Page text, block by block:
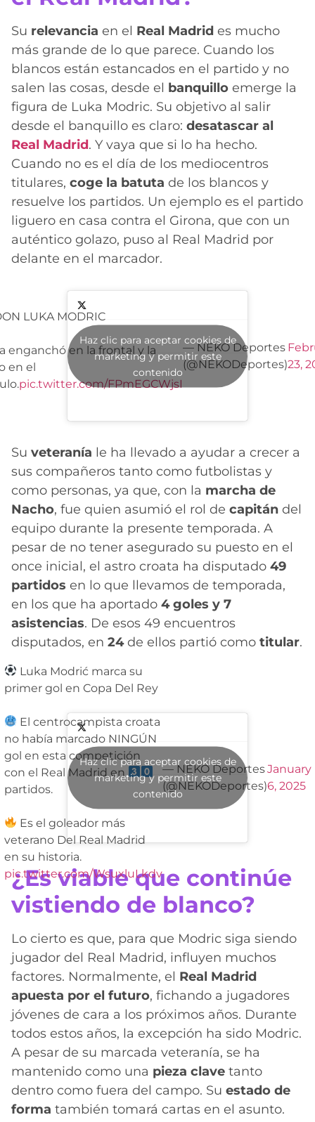
Su relevancia en el Real Madrid es mucho
más grande de lo que parece. Cuando los
blancos están estancados en el partido y no
salen las cosas, desde el banquillo emerge la
figura de Luka Modric. Su objetivo al salir
desde el banquillo es claro: desatascar al
Real Madrid. Y vaya que si lo ha hecho.
Cuando no es el día de los mediocentros
titulares, coge la batuta de los blancos y
resuelve los partidos. Un ejemplo es el partido
liguero en casa contra el Girona, que con un
auténtico golazo, puso al Real Madrid por
delante en el marcador.
LUKA MODRIC
enganchó en la frontal y la
en el
pic.twitter.com/FPmEGCWjsI
— NEKO Deportes
(@NEKODeportes)23,
Haz clic para aceptar cookies de
marketing y permitir este
contenido
Su veteranía le ha llevado a ayudar a crecer a
sus compañeros tanto como futbolistas y
como personas, ya que, con la marcha de
Nacho, fue quien asumió el rol de capitán del
equipo durante la presente temporada. A
pesar de no tener asegurado su puesto en el
once inicial, el astro croata ha disputado 49
partidos en lo que llevamos de temporada,
en los que ha aportado 4 goles y 7
asistencias. De esos 49 encuentros
disputados, en 24de ellos partió como titular.
Luka Modrić marca su
primer gol en Copa Del Rey
El centrocampista croata
no había marcado NINGÚN
gol en esta competición
con el Real Madrid en
partidos.
Es el goleador más
veterano Del Real Madrid
en su historia.
pic.twitter.com/WsuxluLkdv
— NEKO Deportes
(@NEKODeportes)
January
6, 2025
Haz clic para aceptar cookies de
marketing y permitir este
contenido
¿Es viable que continúe
vistiendo de blanco?
Lo cierto es que, para que Modric siga siendo
jugador del Real Madrid, influyen muchos
factores. Normalmente, el Real Madrid
apuesta por el futuro, fichando a jugadores
jóvenes de cara a los próximos años. Durante
todos estos años, la excepción ha sido Modric.
A pesar de su marcada veteranía, se ha
mantenido como una pieza clave tanto
dentro como fuera del campo. Su estado de
forma también tomará cartas en el asunto.